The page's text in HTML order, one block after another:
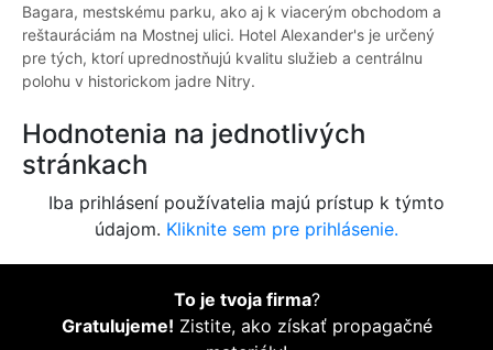
Bagara, mestskému parku, ako aj k viacerým obchodom a
reštauráciám na Mostnej ulici. Hotel Alexander's je určený
pre tých, ktorí uprednostňujú kvalitu služieb a centrálnu
polohu v historickom jadre Nitry.
Hodnotenia na jednotlivých
stránkach
Iba prihlásení používatelia majú prístup k týmto
údajom. Kliknite sem pre prihlásenie.
To je tvoja firma?
Gratulujeme! Zistite, ako získať propagačné